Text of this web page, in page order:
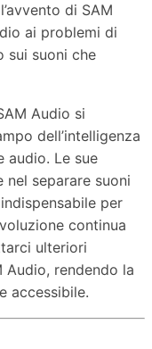
di SAM
ai problemi di
sui suoni che
Audio si
dell’intelligenza
audio. Le sue
separare suoni
per
continua
ulteriori
rendendo la
accessibile.